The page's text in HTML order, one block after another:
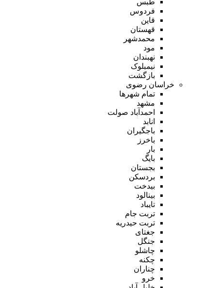
فردوس
قاین
قهستان
محمدشهر
مود
نهبندان
نیمبلوک
بازگشت
خراسان رضوی
تمام شهر‌ها
مشهد
احمدآباد صولت
انابد
باجگیران
باخرز
بار
بایگ
بجستان
بردسکن
بیدخت
بینالود
تایباد
تربت جام
تربت حیدریه
جغتای
جنگل
چاشلو
چکنه
چناران
خرو